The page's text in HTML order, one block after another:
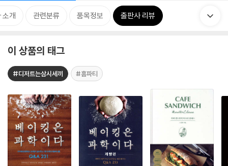
소개 관련분류 품목정보 출판사 리뷰
이 상품의 태그
#디저트는삼시세끼 #홈파티